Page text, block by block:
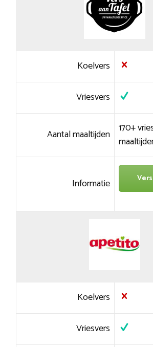
Koelvers
Vriesvers
Aantal maaltijden 170+
Informatie
Koelvers
Vriesvers